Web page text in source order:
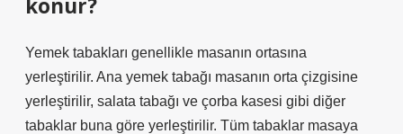
konur?
Yemek tabakları genellikle masanın ortasına
yerleştirilir. Ana yemek tabağı masanın orta çizgisine
yerleştirilir, salata tabağı ve çorba kasesi gibi diğer
tabaklar buna göre yerleştirilir. Tüm tabaklar masaya